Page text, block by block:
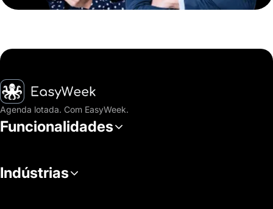
Página inicial
Agenda lotada. Com EasyWeek.
Funcionalidades
Indústrias